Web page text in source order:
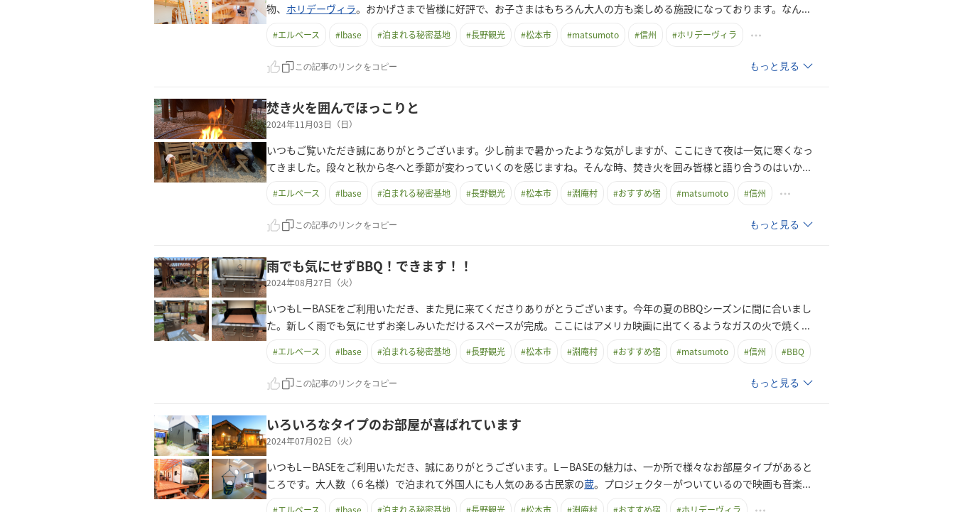
物、 ホリデーヴィラ。おかげさまで皆様に好評で、お子さまはもちろん大人の方も楽しめる施設になっております。なん...
#エルベース #lbase #泊まれる秘密基地 #長野観光 #松本市 #matsumoto #信州 #ホリデーヴィラ
この記事のリンクをコピー もっと見る
焚き火を囲んでほっこりと
2024年11月03日（日）
いつもご覧いただき誠にありがとうございます。少し前まで暑かったような気がしますが、ここにきて夜は一気に寒くなっ
てきました。段々と秋から冬へと季節が変わっていくのを感じますね。そんな時、焚き火を囲み皆様と語り合うのはいか...
#エルベース #lbase #泊まれる秘密基地 #長野観光 #松本市 #淵庵村 #おすすめ宿 #matsumoto #信州
この記事のリンクをコピー もっと見る
雨でも気にせずBBQ！できます！！
2024年08月27日（火）
いつもLーBASEをご利用いただき、また見に来てくださりありがとうございます。今年の夏のBBQシーズンに間に合いまし
た。新しく雨でも気にせずお楽しみいただけるスペースが完成。ここにはアメリカ映画に出てくるようなガスの火で焼く ...
#エルベース #lbase #泊まれる秘密基地 #長野観光 #松本市 #淵庵村 #おすすめ宿 #matsumoto #信州 #BBQ
この記事のリンクをコピー もっと見る
いろいろなタイプのお部屋が喜ばれています
2024年07月02日（火）
いつもL－BASEをご利用いただき、誠にありがとうございます。L－BASEの魅力は、一か所で様々なお部屋タイプがあると
ころです。大人数（６名様）で泊まれて外国人にも人気のある古民家の蔵。プロジェクタ―がついているので映画も音楽...
#エルベース #lbase #泊まれる秘密基地 #長野観光 #松本市 #淵庵村 #おすすめ宿 #ホリデーヴィラ